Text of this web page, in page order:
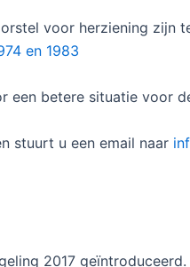
voor herziening zijn
en 1983
een betere situatie voor
stuurt u een email naar
2017